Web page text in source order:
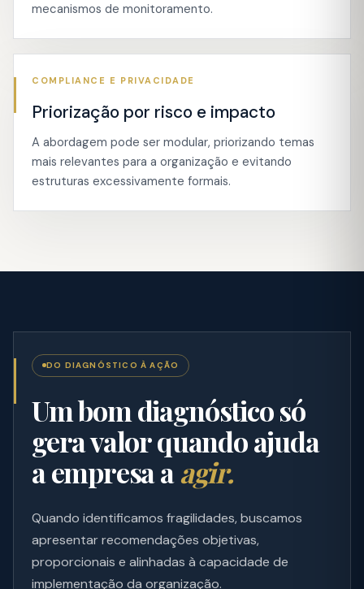
mecanismos de monitoramento.
COMPLIANCE E PRIVACIDADE
Priorização por risco e impacto
A abordagem pode ser modular, priorizando temas
mais relevantes para a organização e evitando
estruturas excessivamente formais.
DO DIAGNÓSTICO À AÇÃO
Um bom diagnóstico só
gera valor quando ajuda
a empresa aagir.
Quando identificamos fragilidades, buscamos
apresentar recomendações objetivas,
proporcionais e alinhadas à capacidade de
implementação da organização.